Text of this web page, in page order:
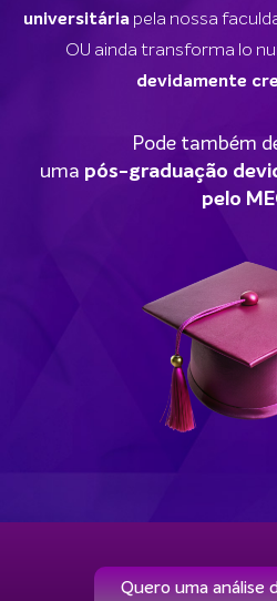
universitária pela nossa
OU ainda transforma lo
devidamente
Pode também
uma pós-graduação
pelo
Quero uma análise